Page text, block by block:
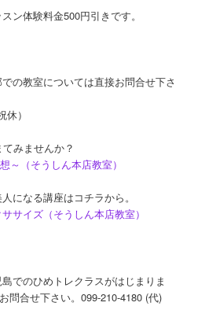
ン体験料金500円引きです。
の教室については直接お問合せ下さ
）
みませんか？
～（そうしん本店教室）
になる講座はコチラから。
サイズ（そうしん本店教室）
でのひめトレクラスがはじまりま
問合せ下さい。099-210-4180 (代)